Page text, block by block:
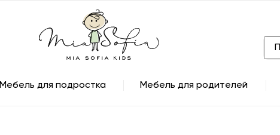
Мебель для подростка Мебель для родителей